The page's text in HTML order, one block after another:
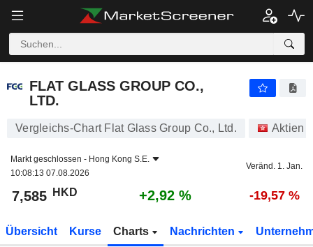
FLAT GLASS GROUP CO.,
LTD.
Vergleichs-Chart Flat Glass Group Co., Ltd. Aktien
Markt geschlossen - Hong Kong S.E.
10:08:13 07.08.2026
Veränd. 1. Jan.
7,585 HKD +2,92 % -19,57 %
Übersicht Kurse Charts Nachrichten